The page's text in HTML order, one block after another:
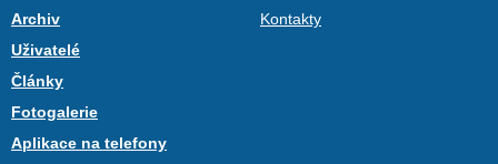
Archiv
Uživatelé
Články
Fotogalerie
Aplikace na telefony
Kontakty